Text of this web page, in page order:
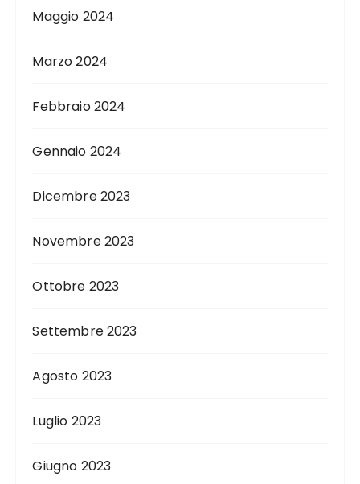
Maggio 2024
Marzo 2024
Febbraio 2024
Gennaio 2024
Dicembre 2023
Novembre 2023
Ottobre 2023
Settembre 2023
Agosto 2023
Luglio 2023
Giugno 2023